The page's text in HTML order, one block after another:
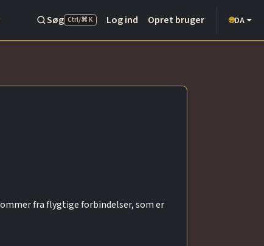
Søg Ctrl/⌘ K Log ind Opret bruger 🌐DA
fra flygtige forbindelser, som er